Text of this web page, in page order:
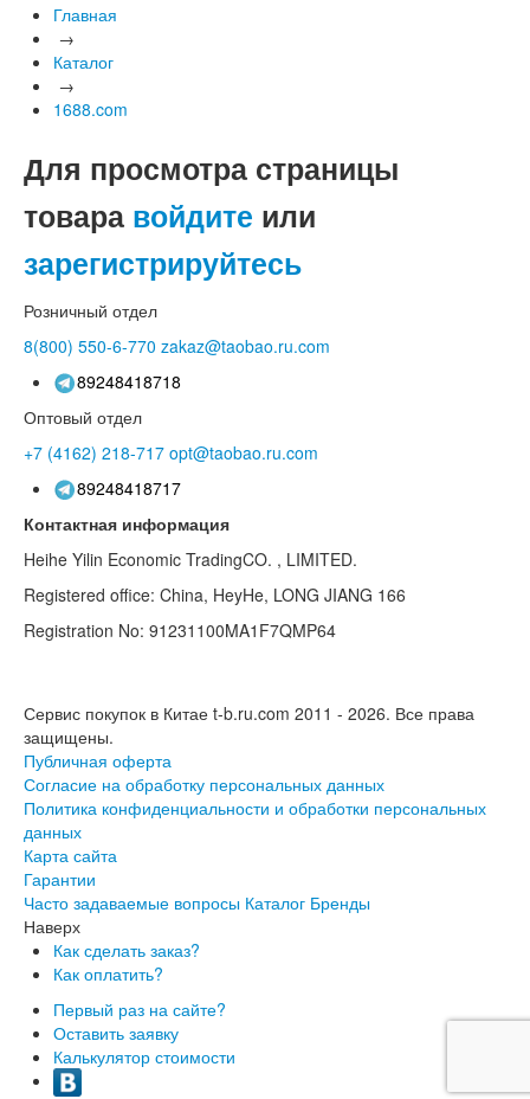
Главная
→
Каталог
→
1688.com
Для просмотра страницы
товара войдите или
зарегистрируйтесь
Розничный отдел
8(800) 550-6-770 zakaz@taobao.ru.com
89248418718
Оптовый отдел
+7 (4162) 218-717 opt@taobao.ru.com
89248418717
Контактная информация
Heihe Yilin Economic TradingCO. , LIMITED.
Registered office: China, HeyHe, LONG JIANG 166
Registration No: 91231100MA1F7QMP64
Сервис покупок в Китае t-b.ru.com 2011 - 2026. Все права
защищены.
Публичная оферта
Согласие на обработку персональных данных
Политика конфиденциальности и обработки персональных
данных
Карта сайта
Гарантии
Часто задаваемые вопросы Каталог Бренды
Наверх
Как сделать заказ?
Как оплатить?
Первый раз на сайте?
Оставить заявку
Калькулятор стоимости